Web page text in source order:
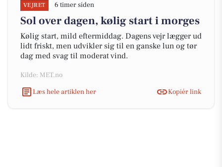
VEJRET 6 timer siden
Sol over dagen, kølig start i morges
Kølig start, mild eftermiddag. Dagens vejr lægger ud
lidt friskt, men udvikler sig til en ganske lun og tør
dag med svag til moderat vind.
Kilde: MET.no
Læs hele artiklen her
Kopiér link